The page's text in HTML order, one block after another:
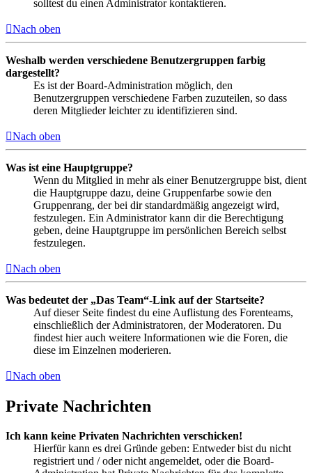
solltest du einen Administrator kontaktieren.
Nach oben
Weshalb werden verschiedene Benutzergruppen farbig
dargestellt?
Es ist der Board-Administration möglich, den
Benutzergruppen verschiedene Farben zuzuteilen, so dass
deren Mitglieder leichter zu identifizieren sind.
Nach oben
Was ist eine Hauptgruppe?
Wenn du Mitglied in mehr als einer Benutzergruppe bist, dient
die Hauptgruppe dazu, deine Gruppenfarbe sowie den
Gruppenrang, der bei dir standardmäßig angezeigt wird,
festzulegen. Ein Administrator kann dir die Berechtigung
geben, deine Hauptgruppe im persönlichen Bereich selbst
festzulegen.
Nach oben
Was bedeutet der „Das Team“-Link auf der Startseite?
Auf dieser Seite findest du eine Auflistung des Forenteams,
einschließlich der Administratoren, der Moderatoren. Du
findest hier auch weitere Informationen wie die Foren, die
diese im Einzelnen moderieren.
Nach oben
Private Nachrichten
Ich kann keine Privaten Nachrichten verschicken!
Hierfür kann es drei Gründe geben: Entweder bist du nicht
registriert und / oder nicht angemeldet, oder die Board-